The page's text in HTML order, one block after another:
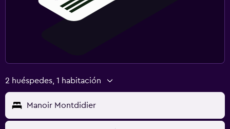
2 huéspedes, 1 habitación
Manoir Montdidier